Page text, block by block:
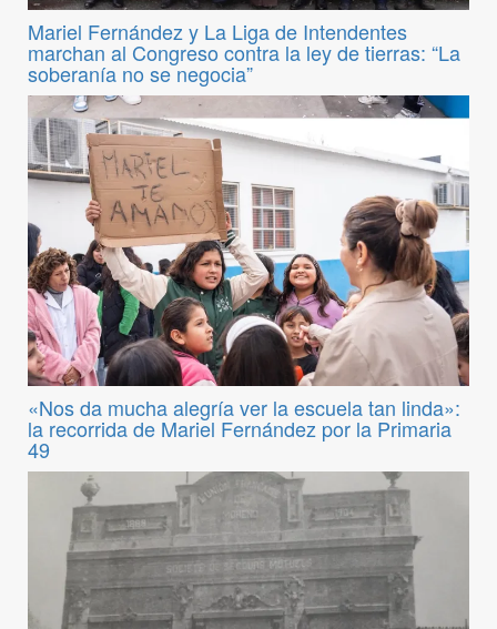
Mariel Fernández y La Liga de Intendentes
marchan al Congreso contra la ley de tierras: “La
soberanía no se negocia”
«Nos da mucha alegría ver la escuela tan linda»:
la recorrida de Mariel Fernández por la Primaria
49